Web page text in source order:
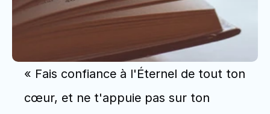
« Fais confiance à l'Éternel de tout ton
cœur, et ne t'appuie pas sur ton